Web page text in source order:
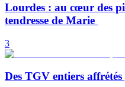
Lourdes : au cœur des
tendresse de Marie
3
Des TGV entiers